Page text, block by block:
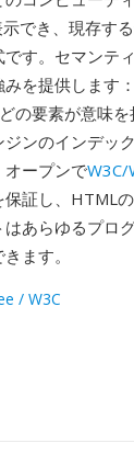
でき、現存す
す。セマンテ
を提供します
の要素が意味を
ンのインデッ
オープンでW3C/
証し、HTML
あらゆるプロ
ます。
/ W3C